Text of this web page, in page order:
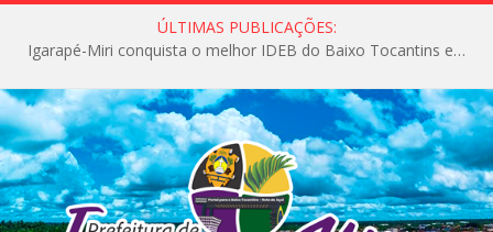
ÚLTIMAS PUBLICAÇÕES:
Igarapé-Miri conquista o melhor IDEB do Baixo Tocantins e avança na qualidade da educação pública